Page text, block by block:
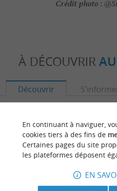
Crédit photo :
À DÉCOUVRIR
Découvrir
En continuant à naviguer,
cookies tiers à des fins de
Certaines pages du site
les plateformes déposent
EN